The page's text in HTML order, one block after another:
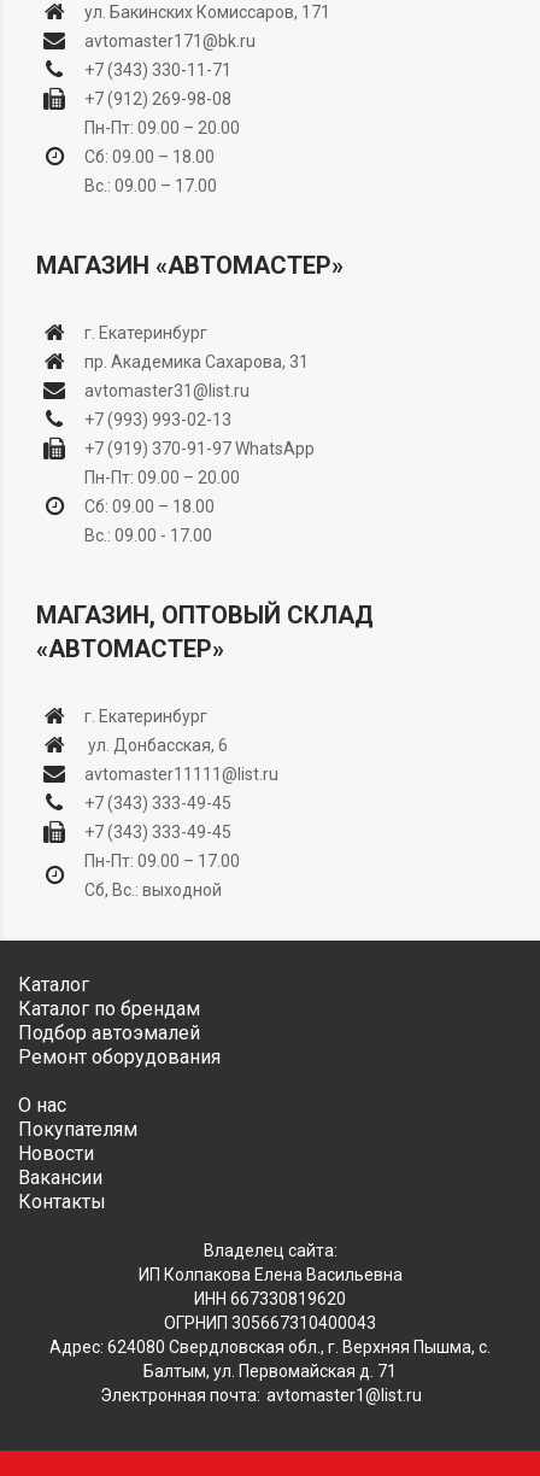
ул. Бакинских Комиссаров, 171
avtomaster171@bk.ru
+7 (343) 330-11-71
+7 (912) 269-98-08
Пн-Пт: 09.00 – 20.00
Сб: 09.00 – 18.00
Вс.: 09.00 – 17.00
МАГАЗИН «АВТОМАСТЕР»
г. Екатеринбург
пр. Академика Сахарова, 31
avtomaster31@list.ru
+7 (993) 993-02-13
+7 (919) 370-91-97WhatsApp
Пн-Пт: 09.00 – 20.00
Сб: 09.00 – 18.00
Вс.: 09.00 - 17.00
МАГАЗИН, ОПТОВЫЙ СКЛАД
«АВТОМАСТЕР»
г. Екатеринбург
ул. Донбасская, 6
avtomaster11111@list.ru
+7 (343) 333-49-45
+7 (343) 333-49-45
Пн-Пт: 09.00 – 17.00
Сб, Вс.: выходной
Каталог
Каталог по брендам
Подбор автоэмалей
Ремонт оборудования
О нас
Покупателям
Новости
Вакансии
Контакты
Владелец сайта:
ИП Колпакова Елена Васильевна
ИНН 667330819620
ОГРНИП 305667310400043
Адрес: 624080 Свердловская обл., г. Верхняя Пышма, с.
Балтым, ул. Первомайская д. 71
Электронная почта: avtomaster1@list.ru